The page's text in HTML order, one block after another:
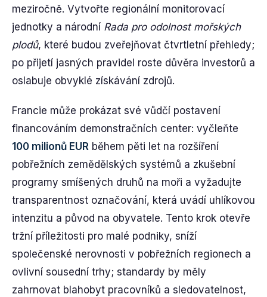
meziročně. Vytvořte regionální monitorovací
jednotky a národní Rada pro odolnost mořských
plodů, které budou zveřejňovat čtvrtletní přehledy;
po přijetí jasných pravidel roste důvěra investorů a
oslabuje obvyklé získávání zdrojů.
Francie může prokázat své vůdčí postavení
financováním demonstračních center: vyčleňte
100 milionů EUR během pěti let na rozšíření
pobřežních zemědělských systémů a zkušební
programy smíšených druhů na moři a vyžadujte
transparentnost označování, která uvádí uhlíkovou
intenzitu a původ na obyvatele. Tento krok otevře
tržní příležitosti pro malé podniky, sníží
společenské nerovnosti v pobřežních regionech a
ovlivní sousední trhy; standardy by měly
zahrnovat blahobyt pracovníků a sledovatelnost,